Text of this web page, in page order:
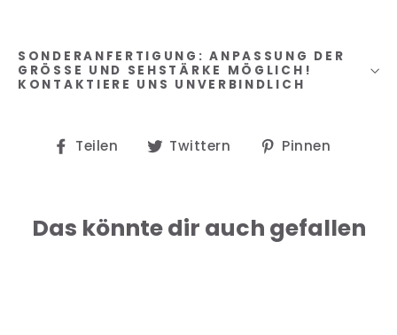
SONDERANFERTIGUNG: ANPASSUNG DER
GRÖSSE UND SEHSTÄRKE MÖGLICH! K
ONTAKTIERE UNS UNVERBINDLICH
Teilen
Auf
Twittern
Auf
Pinnen
Das könnte dir auch gefallen